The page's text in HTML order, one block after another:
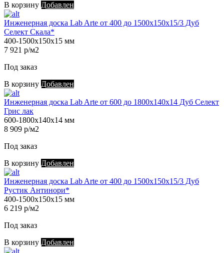
В корзину Добавлен
Инженерная доска Lab Arte от 400 до 1500х150х15/3 Дуб
Селект Скала*
400-1500х150х15 мм
7 921 р/м2
Под заказ
В корзину Добавлен
Инженерная доска Lab Arte от 600 до 1800х140х14 Дуб Селект
Грис лак
600-1800х140х14 мм
8 909 р/м2
Под заказ
В корзину Добавлен
Инженерная доска Lab Arte от 400 до 1500х150х15/3 Дуб
Рустик Антинори*
400-1500х150х15 мм
6 219 р/м2
Под заказ
В корзину Добавлен